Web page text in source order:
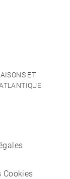
ET
Cookies